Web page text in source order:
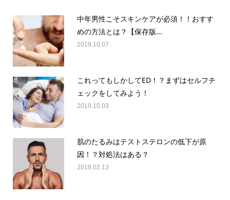
中年男性こそスキンケアが必須！！おすす
めの方法とは？【保存版...
2019.10.07
これってもしかしてED！？まずはセルフチ
ェックをしてみよう！
2019.10.03
肌のたるみはテストステロンの低下が原
因！？対処法はある？
2019.02.13